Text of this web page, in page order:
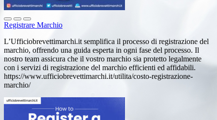
Registrare Marchio
L’Ufficiobrevettimarchi.it semplifica il processo di registrazione del
marchio, offrendo una guida esperta in ogni fase del processo. Il
nostro team assicura che il vostro marchio sia protetto legalmente
con i servizi di registrazione del marchio efficienti ed affidabili.
https://www.ufficiobrevettimarchi.it/utilita/costo-registrazione-
marchio/